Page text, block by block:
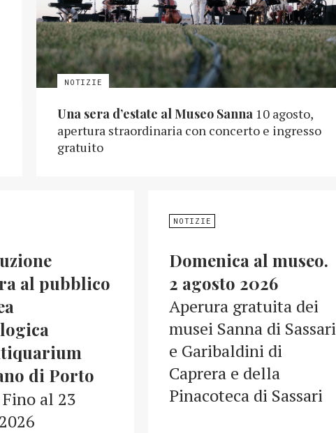
Una sera d’estate al Museo Sanna 10 agosto,
apertura straordinaria con concerto e ingresso
gratuito
al pubblico
di Porto
Fino al 23
NOTIZIE
Domenica al museo.
2 agosto 2026
Aperura gratuita dei
musei Sanna di Sassari
e Garibaldini di
Caprera e della
Pinacoteca di Sassari